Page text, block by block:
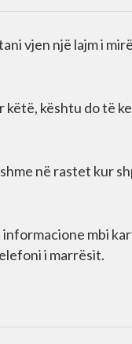
vjen një lajm i
kështu do të
në rastet kur
mbi
i marrësit.